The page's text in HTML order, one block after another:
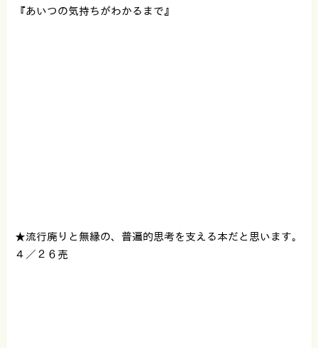
『あいつの気持ちがわかるまで』
★流行廃りと無縁の、普遍的思考を支える本だと思います。
４／２６売